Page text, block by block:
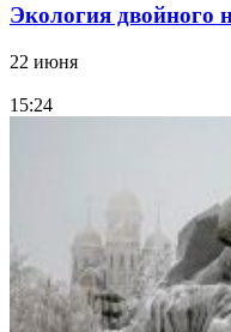
Экология двойного
22 июня
15:24